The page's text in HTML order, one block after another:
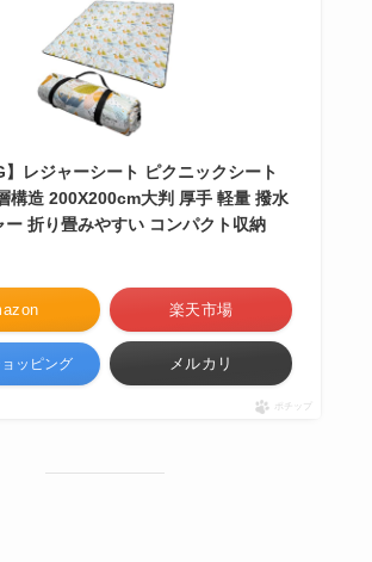
】レジャーシート ピクニックシート
構造 200X200cm大判 厚手 軽量 撥水
ー 折り畳みやすい コンパクト収納
楽天市場
ッピング メルカリ
ポチップ